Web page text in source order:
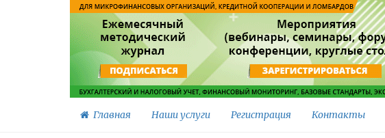
Главная Наши услуги Регистрация Контакты